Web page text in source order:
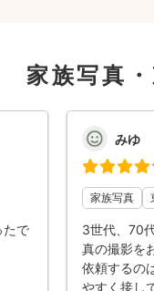
家族写真
たで
みゆ
家族写真
3世代、70
真の撮影を
依頼するの
やすく接し